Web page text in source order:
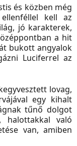
és közben még
kell az
jó karakterek,
a hit
bukott angyalok
Luciferrel az
lovag,
egy kihalt
tűnő dolgot
halottakkal való
van, amiben